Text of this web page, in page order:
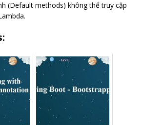
(Default methods) không thể truy cập